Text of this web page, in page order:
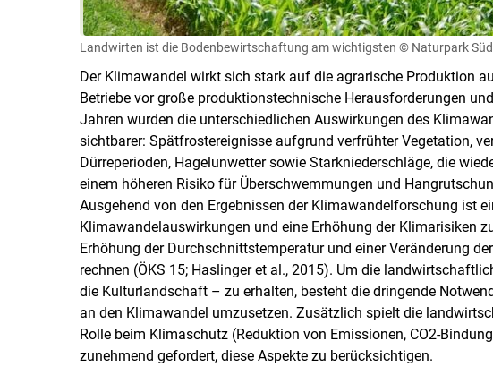
Landwirten ist die Bodenbewirtschaftung am wichtigsten © Naturpark
Der Klimawandel wirkt sich stark auf die agrarische Produktion
Betriebe vor große produktionstechnische Herausforderungen
Jahren wurden die unterschiedlichen Auswirkungen des
sichtbarer: Spätfrostereignisse aufgrund verfrühter Vegetation,
Dürreperioden, Hagelunwetter sowie Starkniederschläge, die
einem höheren Risiko für Überschwemmungen und
Ausgehend von den Ergebnissen der Klimawandelforschung ist
Klimawandelauswirkungen und eine Erhöhung der Klimarisiken
Erhöhung der Durchschnittstemperatur und einer Veränderung
rechnen (ÖKS 15; Haslinger et al., 2015). Um die
die Kulturlandschaft – zu erhalten, besteht die dringende
an den Klimawandel umzusetzen. Zusätzlich spielt die
Rolle beim Klimaschutz (Reduktion von Emissionen, CO2-
zunehmend gefordert, diese Aspekte zu berücksichtigen.